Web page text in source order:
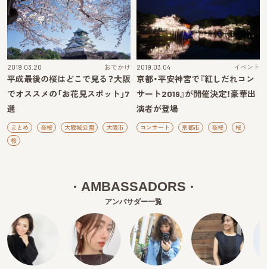
2019.03.20 おでかけ
平成最後の桜はどこで見る？大阪
でオススメの「お花見スポット」7
選
まとめ 夜桜 大阪城公園
大阪市
桜
2019.03.04 イベント
京都・平安神宮で『紅しだれコン
サート2019』が開催決定！豪華出
演者が登場
コンサート 京都市 夜桜 桜
AMBASSADORS
アンバサダー一覧